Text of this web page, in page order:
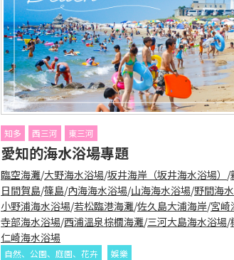
知多 西三河 東三河
愛知的海水浴場專題
臨空海灘/大野海水浴場/坂井海岸（坂井海水浴場） /
日間賀島/篠島/內海海水浴場/山海海水浴場/野間海
小野浦海水浴場/若松臨港海灘/佐久島大浦海岸/宮崎
寺部海水浴場/西浦溫泉棕櫚海灘/三河大島海水浴場/
仁崎海水浴場
自然、公園、庭園、花卉 娛樂